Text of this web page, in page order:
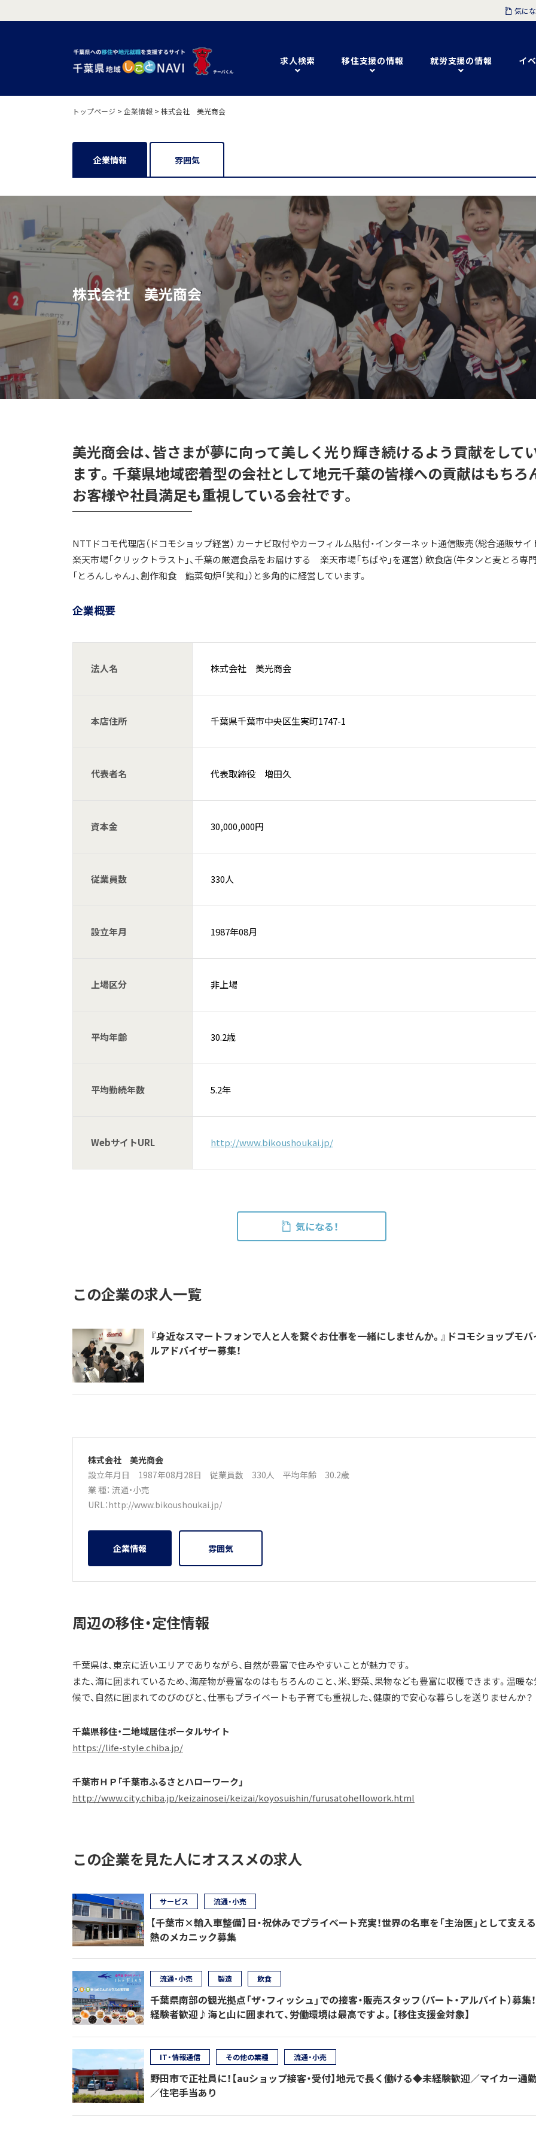
求人検索 移住支援の情報 就労支援の情報 イ
気に
トップページ > 企業情報 > 株式会社 美光商会
企業情報 雰囲気
株式会社 美光商会
美光商会は、皆さまが夢に向って美しく光り輝き続けるよう貢献をして
ます。千葉県地域密着型の会社として地元千葉の皆様への貢献はもちろ
お客様や社員満足も重視している会社です。
NTTドコモ代理店（ドコモショップ経営） カーナビ取付やカーフィルム貼付・インターネット通信販売（総合通販サ
楽天市場「クリックトラスト」、千葉の厳選食品をお届けする 楽天市場「ちばや」を運営） 飲食店（牛タンと麦とろ専
「とろんしゃん」、創作和食 鮨菜旬炉「笑和」）と多角的に経営しています。
企業概要
法人名 株式会社 美光商会
本店住所 千葉県千葉市中央区生実町1747-1
代表者名 代表取締役 増田久
資本金 30,000,000円
従業員数 330人
設立年月 1987年08月
上場区分 非上場
平均年齢 30.2歳
平均勤続年数 5.2年
WebサイトURL http://www.bikoushoukai.jp/
気になる！
この企業の求人一覧
『身近なスマートフォンで人と人を繋ぐお仕事を一緒にしませんか。』ドコモショップモバ
ルアドバイザー募集！
株式会社 美光商会
設立年月日 1987年08月28日 従業員数 330人 平均年齢 30.2歳
業 種： 流通・小売
URL：http://www.bikoushoukai.jp/
企業情報 雰囲気
周辺の移住・定住情報
千葉県は、東京に近いエリアでありながら、自然が豊富で住みやすいことが魅力です。
また、海に囲まれているため、海産物が豊富なのはもちろんのこと、米、野菜、果物なども豊富に収穫できます。温暖
候で、自然に囲まれてのびのびと、仕事もプライベートも子育ても重視した、健康的で安心な暮らしを送りませんか？
千葉県移住・二地域居住ポータルサイト
https://life-style.chiba.jp/
千葉市ＨＰ「千葉市ふるさとハローワーク」
http://www.city.chiba.jp/keizainosei/keizai/koyosuishin/furusatohellowork.html
この企業を見た人にオススメの求人
【千葉市×輸入車整備】日・祝休みでプライベート充実！世界の名車を「主治医」として支える
熱のメカニック募集
サービス 流通・小売
千葉県南部の観光拠点「ザ・フィッシュ」での接客・販売スタッフ（パート・アルバイト）募集
経験者歓迎♪海と山に囲まれて、労働環境は最高ですよ。【移住支援金対象】
流通・小売 製造 飲食
野田市で正社員に！【auショップ接客・受付】地元で長く働ける◆未経験歓迎／マイカー通
／住宅手当あり
IT・情報通信 その他の業種 流通・小売